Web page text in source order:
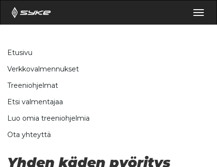
Etusivu
Verkkovalmennukset
Treeniohjelmat
Etsi valmentajaa
Luo omia treeniohjelmia
Ota yhteyttä
Yhden käden pyöritys